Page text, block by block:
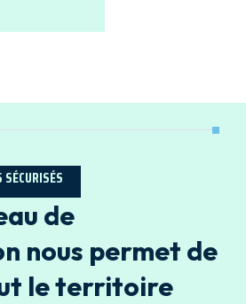
de
nous permet de
le territoire